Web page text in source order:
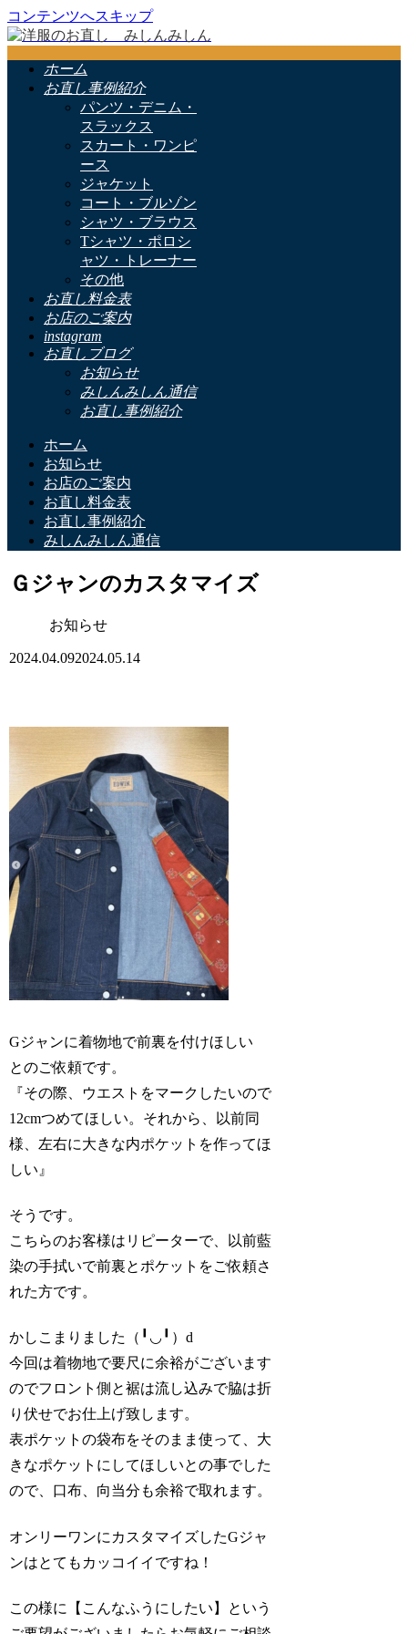
コンテンツへスキップ
ホーム
お直し事例紹介
パンツ・デニム・
スラックス
スカート・ワンピ
ース
ジャケット
コート・ブルゾン
シャツ・ブラウス
Tシャツ・ポロシ
ャツ・トレーナー
その他
お直し料金表
お店のご案内
instagram
お直しブログ
お知らせ
みしんみしん通信
お直し事例紹介
ホーム
お知らせ
お店のご案内
お直し料金表
お直し事例紹介
みしんみしん通信
Ｇジャンのカスタマイズ
お知らせ
2024.04.092024.05.14
Gジャンに着物地で前裏を付けほしい
とのご依頼です。
『その際、ウエストをマークしたいので
12cmつめてほしい。それから、以前同
様、左右に大きな内ポケットを作ってほ
しい』
そうです。
こちらのお客様はリピーターで、以前藍
染の手拭いで前裏とポケットをご依頼さ
れた方です。
かしこまりました（╹◡╹）d
今回は着物地で要尺に余裕がございます
のでフロント側と裾は流し込みで脇は折
り伏せでお仕上げ致します。
表ポケットの袋布をそのまま使って、大
きなポケットにしてほしいとの事でした
ので、口布、向当分も余裕で取れます。
オンリーワンにカスタマイズしたGジャ
ンはとてもカッコイイですね！
この様に【こんなふうにしたい】という